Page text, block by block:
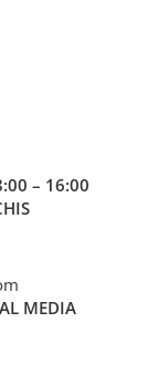
– 16:00
MEDIA